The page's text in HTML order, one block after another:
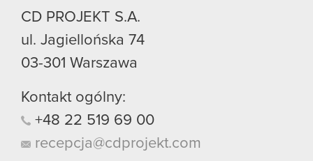
CD PROJEKT S.A.
ul. Jagiellońska 74
03-301 Warszawa
Kontakt ogólny:
+48 22 519 69 00
recepcja@cdprojekt.com